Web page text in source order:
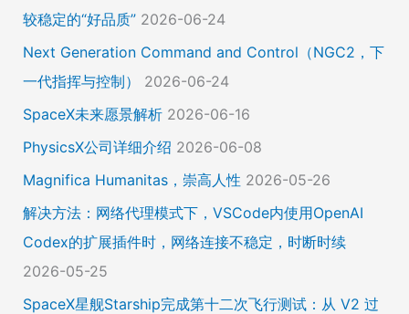
较稳定的“好品质” 2026-06-24
Next Generation Command and Control（NGC2，下
一代指挥与控制）
2026-06-24
SpaceX未来愿景解析 2026-06-16
PhysicsX公司详细介绍 2026-06-08
Magnifica Humanitas，崇高人性 2026-05-26
解决方法：网络代理模式下，VSCode内使用OpenAI
Codex的扩展插件时，网络连接不稳定，时断时续
2026-05-25
SpaceX星舰Starship完成第十二次飞行测试：从 V2 过